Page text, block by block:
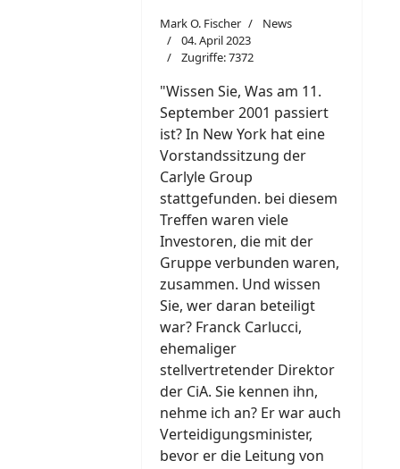
Mark O. Fischer
News
04. April 2023
Zugriffe: 7372
"Wissen Sie, Was am 11.
September 2001 passiert
ist? In New York hat eine
Vorstandssitzung der
Carlyle Group
stattgefunden. bei diesem
Treffen waren viele
Investoren, die mit der
Gruppe verbunden waren,
zusammen. Und wissen
Sie, wer daran beteiligt
war? Franck Carlucci,
ehemaliger
stellvertretender Direktor
der CiA. Sie kennen ihn,
nehme ich an? Er war auch
Verteidigungsminister,
bevor er die Leitung von